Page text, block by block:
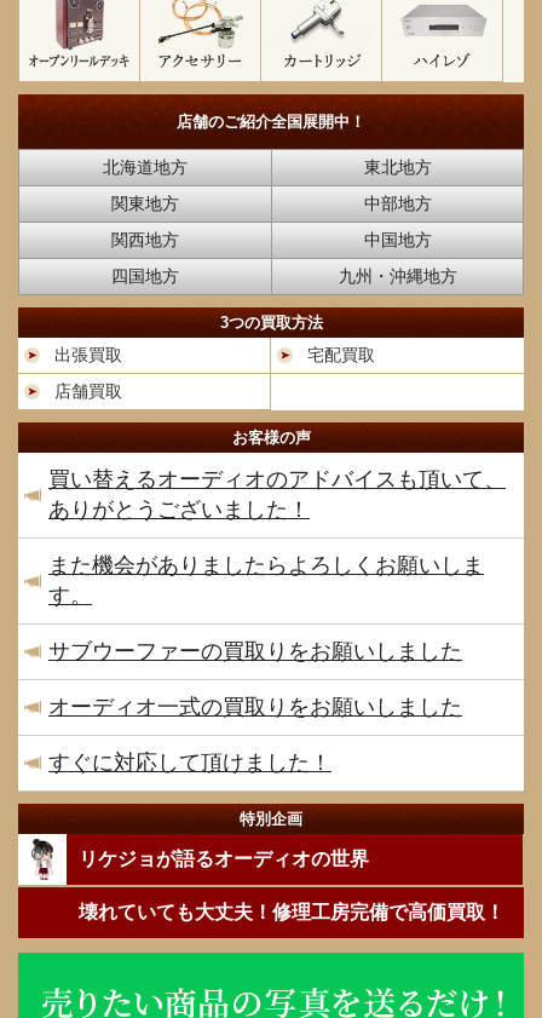
店舗のご紹介全国展開中！
北海道地方
東北地方
関東地方
中部地方
関西地方
中国地方
四国地方
九州・沖縄地方
3つの買取方法
出張買取
宅配買取
店舗買取
お客様の声
買い替えるオーディオのアドバイスも頂いて、
ありがとうございました！
また機会がありましたらよろしくお願いしま
す。
サブウーファーの買取りをお願いしました
オーディオ一式の買取りをお願いしました
すぐに対応して頂けました！
特別企画
リケジョが語るオーディオの世界
壊れていても大丈夫！修理工房完備で高価買取！